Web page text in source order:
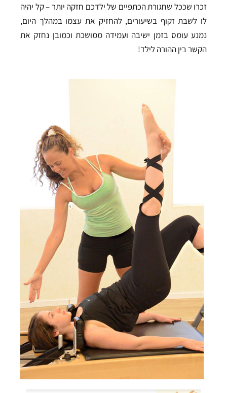
זכרו שככל שחגורת הכתפיים של ילדכם חזקה יותר – קל יהיה
לו לשבת זקוף בשיעורים, להחזיק את עצמו במהלך היום,
נמנע עומס בזמן ישיבה ועמידה ממושכת וכמובן נחזק את
הקשר בין ההורה לילד!